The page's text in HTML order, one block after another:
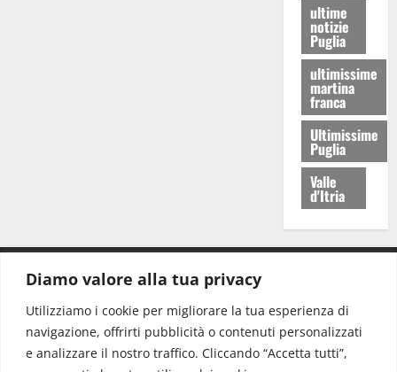
Diamo valore alla tua privacy
Utilizziamo i cookie per migliorare la tua esperienza di
navigazione, offrirti pubblicità o contenuti personalizzati
e analizzare il nostro traffico. Cliccando “Accetta tutti”,
ultime
notizie
Puglia
ultimissime
martina
franca
Ultimissime
Puglia
Valle
d'Itria
Redazione: redazione@www.martinasera.it
Direttore:direttore@www.martinasera.it